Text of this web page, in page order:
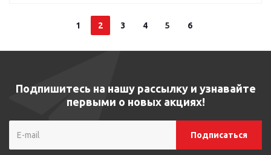
1 2 3 4 5 6
Подпишитесь на нашу рассылку и узнавайте
первыми о новых акциях!